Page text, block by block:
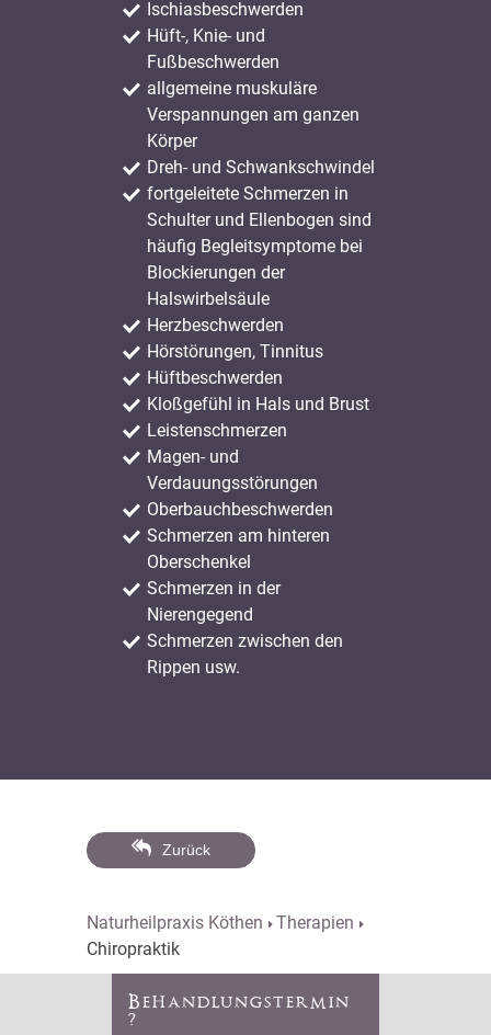
Ischiasbeschwerden
Hüft-, Knie- und
Fußbeschwerden
allgemeine muskuläre
Verspannungen am ganzen
Körper
Dreh- und Schwankschwindel
fortgeleitete Schmerzen in
Schulter und Ellenbogen sind
häufig Begleitsymptome bei
Blockierungen der
Halswirbelsäule
Herzbeschwerden
Hörstörungen, Tinnitus
Hüftbeschwerden
Kloßgefühl in Hals und Brust
Leistenschmerzen
Magen- und
Verdauungsstörungen
Oberbauchbeschwerden
Schmerzen am hinteren
Oberschenkel
Schmerzen in der
Nierengegend
Schmerzen zwischen den
Rippen usw.
Zurück
Naturheilpraxis Köthen
Therapien
Chiropraktik
Behandlungstermin
?